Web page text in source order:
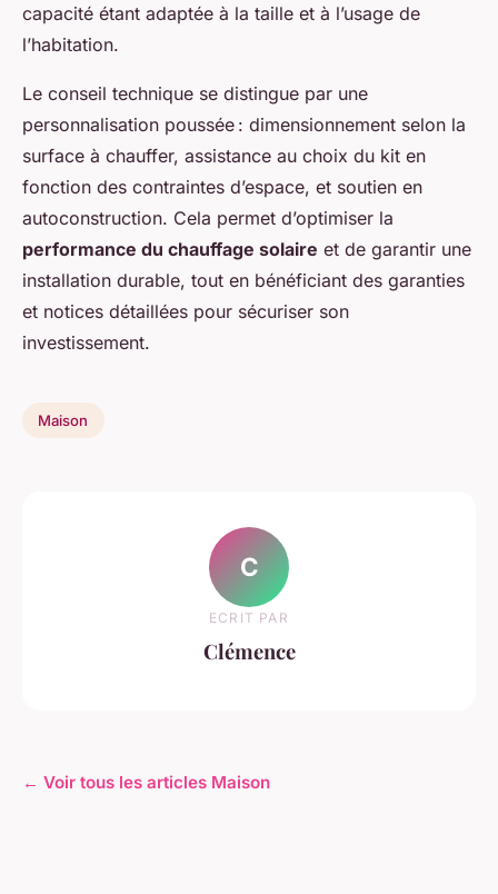
capacité étant adaptée à la taille et à l’usage de
l’habitation.
Le conseil technique se distingue par une
personnalisation poussée : dimensionnement selon la
surface à chauffer, assistance au choix du kit en
fonction des contraintes d’espace, et soutien en
autoconstruction. Cela permet d’optimiser la
performance du chauffage solaire et de garantir une
installation durable, tout en bénéficiant des garanties
et notices détaillées pour sécuriser son
investissement.
Maison
C
ECRIT PAR
Clémence
← Voir tous les articles Maison